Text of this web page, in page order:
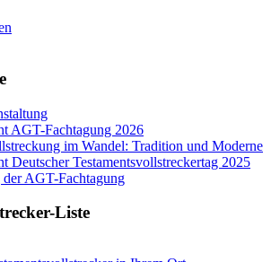
AGT-Fachtagung 2026
im Wandel: Tradition und Moderne
Deutscher Testamentsvollstreckertag 2025
AGT-Fachtagung
Liste